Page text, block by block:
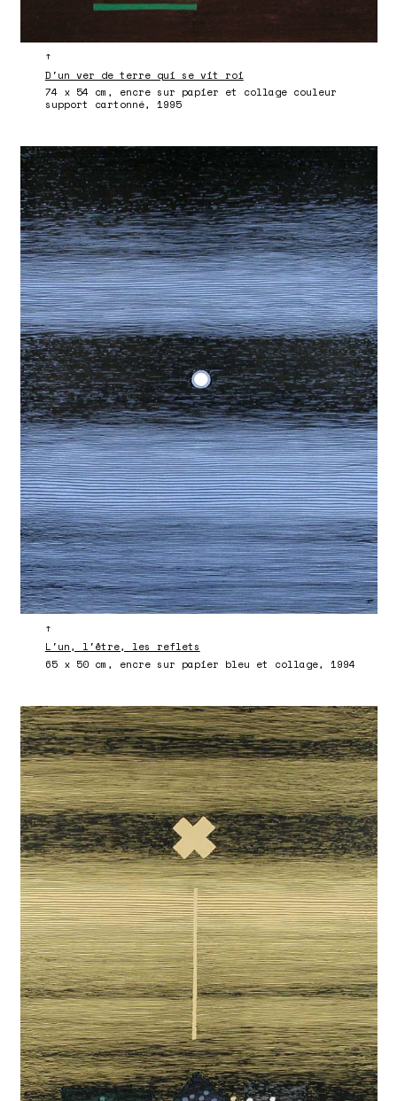
↑
D'un ver de terre qui se vit roi
74 x 54 cm, encre sur papier et collage couleur
support cartonné, 1995
↑
L'un, l'être, les reflets
65 x 50 cm, encre sur papier bleu et collage, 1994